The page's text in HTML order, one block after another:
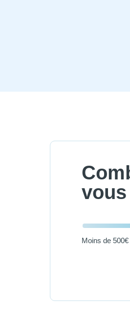
Moins de 500€